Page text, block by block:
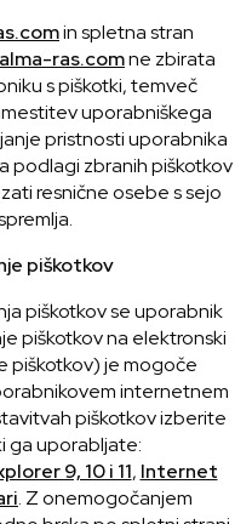
in spletna stran
ras.comne zbirata
s piškotki, temveč
uporabniškega
pristnosti uporabnika
podlagi zbranih piškotkov
resnične osebe s sejo
piškotkov
piškotkov se uporabnik
piškotkov na elektronski
piškotkov) je mogoče
internetnem
piškotkov izberite
ga uporabljate:
9, 10 i 11, Internet
. Z onemogočanjem